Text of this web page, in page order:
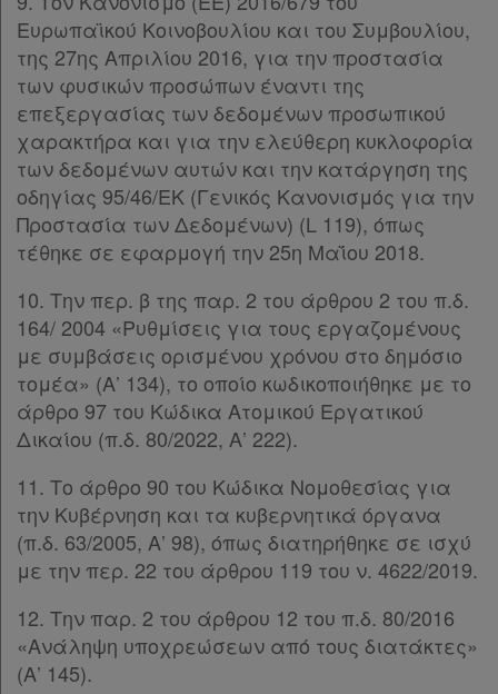
Assistant
Νομολογία
Kodiko
Forum
Αναζήτηση
Κ.Α.Δ.
Διακρατικές
Συμφωνίες
Ελλάδας
Πληροφορίες
Εταιρεία
Επικοινωνία
Όροι
Ευρωπαϊκού Κοινοβουλίου και του Συμβουλίου,
της 27ης Απριλίου 2016, για την προστασία
των φυσικών προσώπων έναντι της
επεξεργασίας των δεδομένων προσωπικού
χαρακτήρα και για την ελεύθερη κυκλοφορία
των δεδομένων αυτών και την κατάργηση της
οδηγίας 95/46/ΕΚ (Γενικός Κανονισμός για την
Προστασία των Δεδομένων) (L 119), όπως
τέθηκε σε εφαρμογή την 25η Μαΐου 2018.
10. Την περ. β της παρ. 2 του άρθρου 2 του π.δ.
164/ 2004 «Ρυθμίσεις για τους εργαζομένους
με συμβάσεις ορισμένου χρόνου στο δημόσιο
τομέα» (Α’ 134), το οποίο κωδικοποιήθηκε με το
άρθρο 97 του Κώδικα Ατομικού Εργατικού
Δικαίου (π.δ. 80/2022, Α’ 222).
11. Το άρθρο 90 του Κώδικα Νομοθεσίας για
την Κυβέρνηση και τα κυβερνητικά όργανα
(π.δ. 63/2005, Α’ 98), όπως διατηρήθηκε σε ισχύ
με την περ. 22 του άρθρου 119 του ν. 4622/2019.
12. Την παρ. 2 του άρθρου 12 του π.δ. 80/2016
«Ανάληψη υποχρεώσεων από τους διατάκτες»
(Α’ 145).